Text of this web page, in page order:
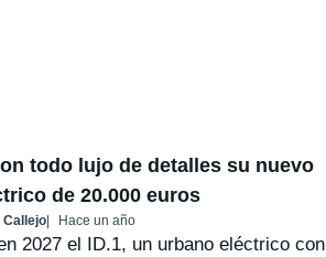
todo lujo de detalles su nuevo
de 20.000 euros
Hace un año
2027 el ID.1, un urbano eléctrico con